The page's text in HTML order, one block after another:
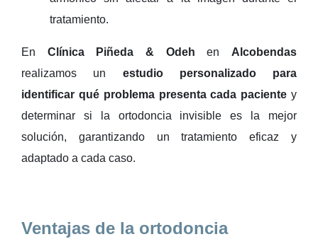
tratamiento.
En Clínica Piñeda & Odeh en Alcobendas
realizamos un estudio personalizado para
identificar qué problema presenta cada paciente y
determinar si la ortodoncia invisible es la mejor
solución, garantizando un tratamiento eficaz y
adaptado a cada caso.
Ventajas de la ortodoncia